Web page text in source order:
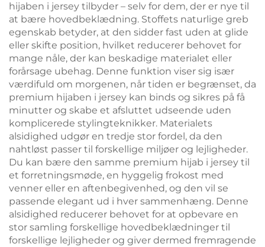
hijaben i jersey tilbyder – selv for dem, der er nye til
at bære hovedbeklædning. Stoffets naturlige greb
egenskab betyder, at den sidder fast uden at glide
eller skifte position, hvilket reducerer behovet for
mange nåle, der kan beskadige materialet eller
forårsage ubehag. Denne funktion viser sig især
værdifuld om morgenen, når tiden er begrænset, da
premium hijaben i jersey kan binds og sikres på få
minutter og skabe et afsluttet udseende uden
komplicerede stylingteknikker. Materialets
alsidighed udgør en tredje stor fordel, da den
nahtløst passer til forskellige miljøer og lejligheder.
Du kan bære den samme premium hijab i jersey til
et forretningsmøde, en hyggelig frokost med
venner eller en aftenbegivenhed, og den vil se
passende elegant ud i hver sammenhæng. Denne
alsidighed reducerer behovet for at opbevare en
stor samling forskellige hovedbeklædninger til
forskellige lejligheder og giver dermed fremragende